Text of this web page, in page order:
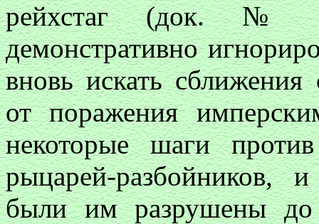
рейхстаг (док. №
демонстративно
вновь искать
от поражения
некоторые шаги
рыцарей-разбойников,
были им разрушены